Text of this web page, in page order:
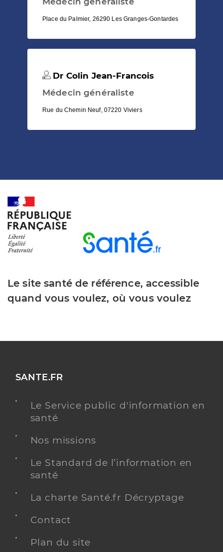
Place du Palmier, 26290 Les Granges-Gontardes
Dr Colin Jean-Francois
Médecin généraliste
Rue du Chemin Neuf, 07220 Viviers
Le site santé de référence, accessible
quand vous voulez, où vous voulez
SANTE.FR
Le Service public d'information en
santé
Nos missions
Le Standard de l’information en
santé
La charte Santé.fr Décryptage
Contact
Plan du site